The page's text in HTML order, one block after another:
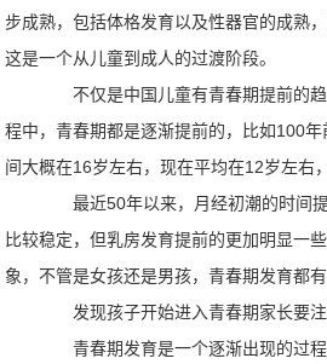
步成熟，包括体格发育以及性器官的成熟
这是一个从儿童到成人的过渡阶段。
不仅是中国儿童有青春期提前的趋
程中，青春期都是逐渐提前的，比如100
间大概在16岁左右，现在平均在12岁左右
最近50年以来，月经初潮的时间提
比较稳定，但乳房发育提前的更加明显一
象，不管是女孩还是男孩，青春期发育都有
发现孩子开始进入青春期家长要注
青春期发育是一个逐渐出现的过程